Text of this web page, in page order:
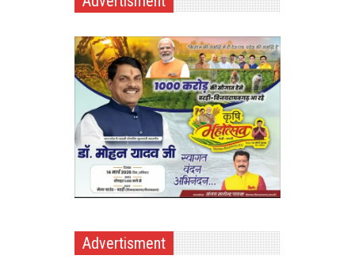
Advertisment